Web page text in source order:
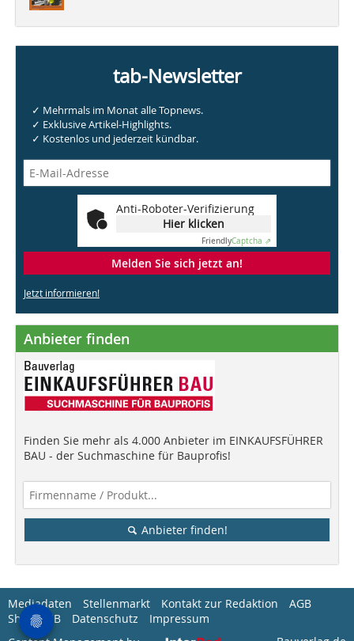
tab-Newsletter
✓ Mehrmals im Monat alle Topnews.
✓ Exklusive Artikel-Highlights.
✓ Kostenlos und jederzeit kündbar.
Anti-Roboter-Verifizierung
Hier klicken
FriendlyCaptcha ⇗
Melden Sie sich jetzt an!
Jetzt informieren!
Anbieter finden
Finden Sie mehr als 4.000 Anbieter im EINKAUFSFÜHRER
BAU - der Suchmaschine für Bauprofis!
Anbieter finden!
Mediadaten Stellenmarkt Kontakt zur Redaktion
AGB
Shop-AGB
Datenschutz
Impressum